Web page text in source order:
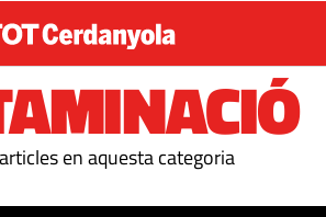
en aquesta categoria